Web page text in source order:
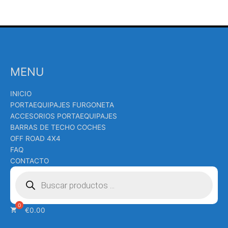
MENU
INICIO
PORTAEQUIPAJES FURGONETA
ACCESORIOS PORTAEQUIPAJES
BARRAS DE TECHO COCHES
OFF ROAD 4X4
FAQ
CONTACTO
Búsqueda
productos
€0.00